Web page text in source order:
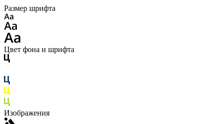
Размер шрифта
Цвет фона и шрифта
Изображения